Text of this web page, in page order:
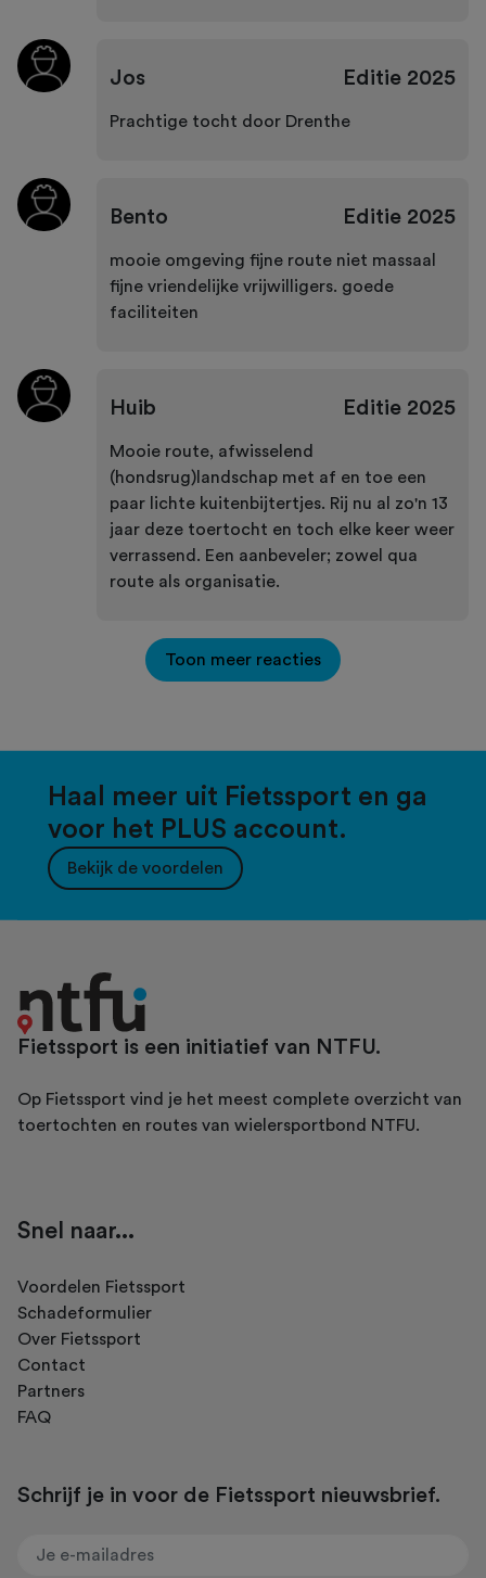
Jos Editie2025
Prachtige tocht door Drenthe
Bento Editie2025
mooie omgeving fijne route niet massaal
fijne vriendelijke vrijwilligers. goede
faciliteiten
Huib Editie2025
Mooie route, afwisselend
(hondsrug)landschap met af en toe een
paar lichte kuitenbijtertjes. Rij nu al zo'n 13
jaar deze toertocht en toch elke keer weer
verrassend. Een aanbeveler; zowel qua
route als organisatie.
Toon meer reacties
Haal meer uit Fietssport en ga
voor het PLUS account.
Bekijk de voordelen
Fietssport is een initiatief van NTFU.
Op Fietssport vind je het meest complete overzicht van
toertochten en routes van wielersportbond NTFU.
Snel naar...
Voordelen Fietssport
Schadeformulier
Over Fietssport
Contact
Partners
FAQ
Schrijf je in voor de Fietssport nieuwsbrief.